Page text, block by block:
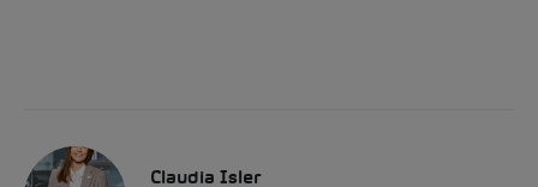
Claudia Isler